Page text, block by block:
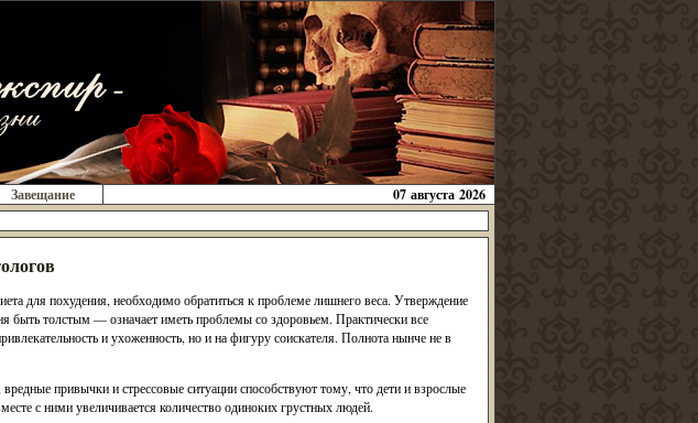
Завещание
07 августа 2026
для похудения, необходимо обратиться к проблеме лишнего веса. Утверждение
быть толстым — означает иметь проблемы со здоровьем. Практически все
и ухоженность, но и на фигуру соискателя. Полнота нынче не в
привычки и стрессовые ситуации способствуют тому, что дети и взрослые
с ними увеличивается количество одиноких грустных людей.